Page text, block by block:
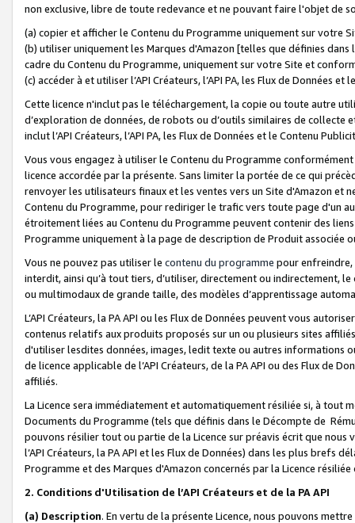
non exclusive, libre de toute redevance et ne pouvant faire l'objet de
(a) copier et afficher le Contenu du Programme uniquement sur votre
(b) utiliser uniquement les Marques d'Amazon [telles que définies dans
cadre du Contenu du Programme, uniquement sur votre Site et
(c) accéder à et utiliser l’API Créateurs, l’API PA, les Flux de Données
Cette licence n'inclut pas le téléchargement, la copie ou toute autre
d’exploration de données, de robots ou d’outils similaires de
inclut l’API Créateurs, l’API PA, les Flux de Données et le Contenu
Vous vous engagez à utiliser le Contenu du Programme
licence accordée par la présente. Sans limiter la portée de ce qui
renvoyer les utilisateurs finaux et les ventes vers un Site d'Amazon et
Contenu du Programme, pour rediriger le trafic vers toute page d'un
étroitement liées au Contenu du Programme peuvent contenir des
Programme uniquement à la page de description de Produit associée
Vous ne pouvez pas utiliser le contenu du programme pour
interdit, ainsi qu’à tout tiers, d’utiliser, directement ou indirectement,
ou multimodaux de grande taille, des modèles d’apprentissage
L’API Créateurs, la PA API ou les Flux de Données peuvent vous
contenus relatifs aux produits proposés sur un ou plusieurs sites
d'utiliser lesdites données, images, ledit texte ou autres informations
de licence applicable de l’API Créateurs, de la PA API ou des Flux de
affiliés.
La Licence sera immédiatement et automatiquement résiliée si, à
Documents du Programme (tels que définis dans le Décompte de
pouvons résilier tout ou partie de la Licence sur préavis écrit que
l’API Créateurs, la PA API et les Flux de Données) dans les plus
Programme et des Marques d'Amazon concernés par la Licence
2. Conditions d'Utilisation de l’API Créateurs et de la PA API
(a) Description. En vertu de la présente Licence, nous pouvons